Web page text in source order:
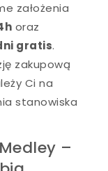
założenia
oraz
gratis.
zakupową
Ci na
stanowiska
–